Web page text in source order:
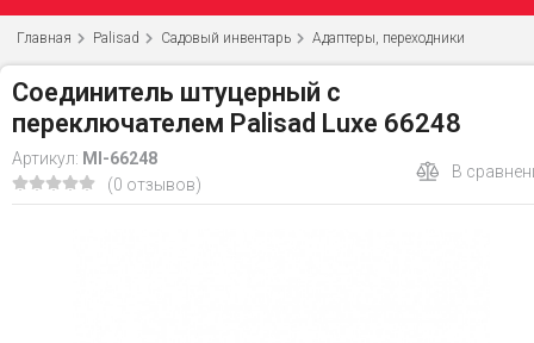
Главная Palisad Садовый инвентарь Адаптеры, переходники
Соединитель штуцерный с
переключателем Palisad Luxe 66248
Артикул: MI-66248
(0 отзывов)
В